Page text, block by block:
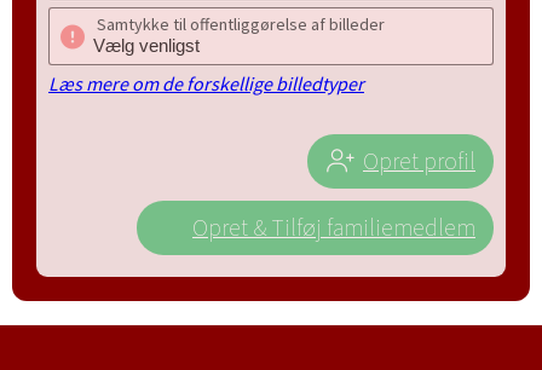
Samtykke til offentliggørelse af billeder
Læs mere om de forskellige billedtyper
Opret profil
Opret & Tilføj familiemedlem